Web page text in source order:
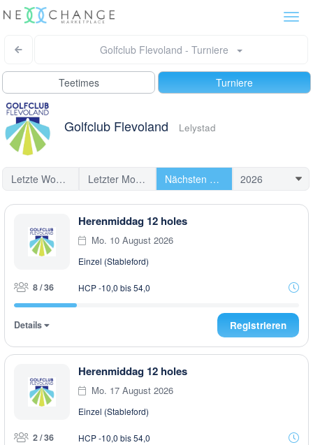
Golfclub Flevoland - Turniere
Teetimes Turniere
Golfclub Flevoland Lelystad
Letzte Woche Letzter Monat Nächsten Turniere
Herenmiddag 12 holes
Mo. 10 August 2026
Einzel (Stableford)
8 / 36 HCP -10,0 bis 54,0
Details Registrieren
Herenmiddag 12 holes
Mo. 17 August 2026
Einzel (Stableford)
2 / 36 HCP -10,0 bis 54,0